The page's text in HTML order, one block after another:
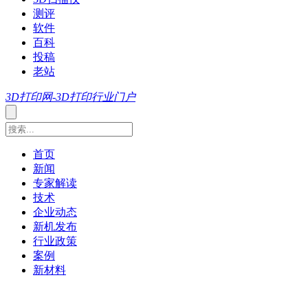
测评
软件
百科
投稿
老站
3D打印网-3D打印行业门户
首页
新闻
专家解读
技术
企业动态
新机发布
行业政策
案例
新材料